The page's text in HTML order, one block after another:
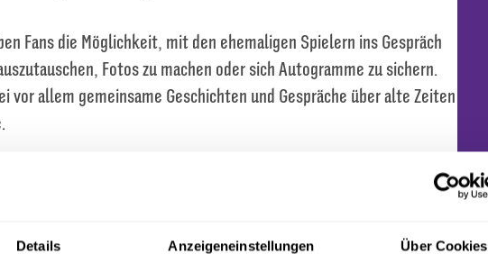
Details Anzeigeneinstellungen Über Cookies
Fans die Möglichkeit, mit den ehemaligen Spielern ins Gespräch
Fotos zu machen oder sich Autogramme zu sichern.
allem gemeinsame Geschichten und Gespräche über alte Zeiten
sich im ehemaligen Ratskeller im Untergeschoss des historischen
Fanartikeln. In der gesamten Pop-Up-Kneipe ist